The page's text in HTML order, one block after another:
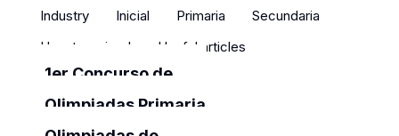
Industry
Inicial Primaria
Secundaria
Uncategorized
Useful articles
1er Concurso de
CCSS
Olimpiadas Primaria
2023